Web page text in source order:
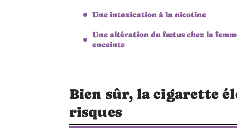
Une intoxication à la nicotine
Une altération du fœtus chez la
enceinte
Bien sûr, la cigarette
risques